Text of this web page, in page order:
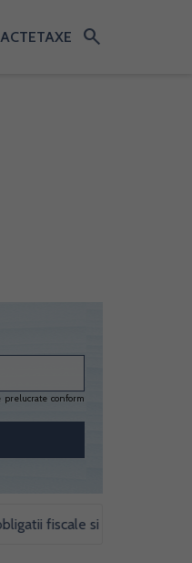
ACTETAXE search
conform
si studii de caz pentru